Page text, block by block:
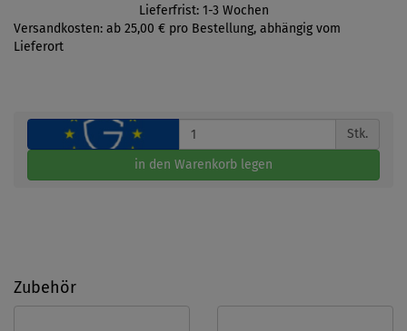
Lieferfrist: 1-3 Wochen
Versandkosten: ab 25,00 € pro Bestellung, abhängig vom
Lieferort
Stk.
in den Warenkorb legen
Zubehör